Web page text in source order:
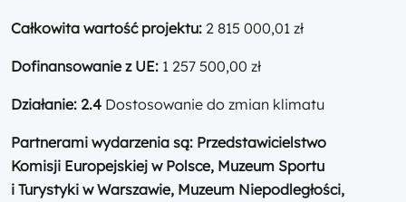
Całkowita wartość projektu: 2 815 000,01 zł
Dofinansowanie z UE: 1 257 500,00 zł
Działanie: 2.4 Dostosowanie do zmian klimatu
Partnerami wydarzenia są: Przedstawicielstwo
Komisji Europejskiej w Polsce, Muzeum Sportu
i Turystyki w Warszawie, Muzeum Niepodległości,